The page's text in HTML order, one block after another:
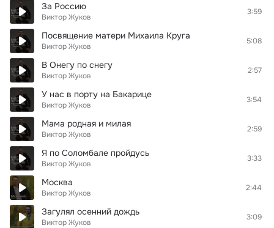
За Россию
Виктор Жуков
3:59
Посвящение матери Михаила Круга
Виктор Жуков
5:08
В Онегу по снегу
Виктор Жуков
2:57
У нас в порту на Бакарице
Виктор Жуков
3:54
Мама родная и милая
Виктор Жуков
2:59
Я по Соломбале пройдусь
Виктор Жуков
3:33
Москва
Виктор Жуков
2:44
Загулял осенний дождь
Виктор Жуков
3:09